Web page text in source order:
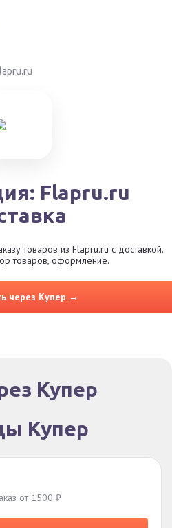
Flapru.ru
товаров из Flapru.ru с доставкой.
товаров, оформление.
через Купер →
Купер
Купер
от 1500 ₽